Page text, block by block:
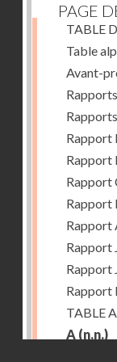
PAGE
TABLE
Table
Avant-
Rapport
Rapport
Rapport
Rapport
Rapport
Rapport
Rapport
Rapport
TABLE
A (n.n.)